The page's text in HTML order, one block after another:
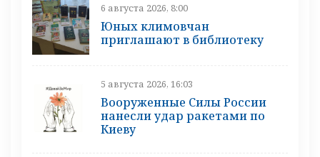
6 августа 2026, 8:00
Юных климовчан
приглашают в библиотеку
5 августа 2026, 16:03
Вооруженные Силы России
нанесли удар ракетами по
Киеву